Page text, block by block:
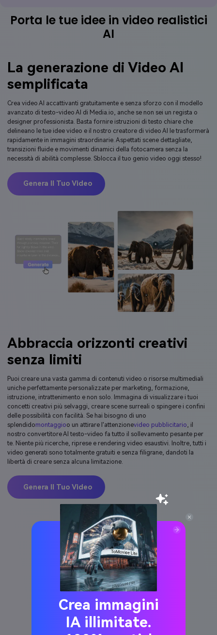
Porta le tue idee in video realistici
AI
La generazione di Video AI
semplificata
Crea video AI accattivanti gratuitamente e senza sforzo con il modello
avanzato di testo-video AI di Media.io, anche se non sei un regista o
designer professionista. Basta fornire istruzioni di testo chiare che
delineano le tue idee video e il nostro creatore di video AI le trasformerà
rapidamente in immagini straordinarie. Aspettati scene dettagliate,
transizioni fluide e movimenti dinamici della fotocamera senza la
necessità di abilità complesse. Sblocca il tuo genio video oggi stesso!
Genera Il Tuo Video
Abbraccia orizzonti creativi
senza limiti
Puoi creare una vasta gamma di contenuti video o risorse multimediali
uniche perfettamente personalizzate per marketing, formazione,
istruzione, intrattenimento e non solo. Immagina di visualizzare i tuoi
concetti creativi più selvaggi, creare scene surreali o spingere i confini
delle possibilità con facilità. Se hai bisogno di uno
splendidomontaggioo un attirare l'attenzionevideo pubblicitario, il
nostro convertitore AI testo-video fa tutto il sollevamento pesante per
te. Niente più ricerche, riprese e rendering video esaustivi. Inoltre, tutti i
video generati sono totalmente gratuiti e senza filigrane, dandoti la
libertà di creare senza alcuna limitazione.
Genera Il Tuo Video
Crea immagini
IA illimitate.